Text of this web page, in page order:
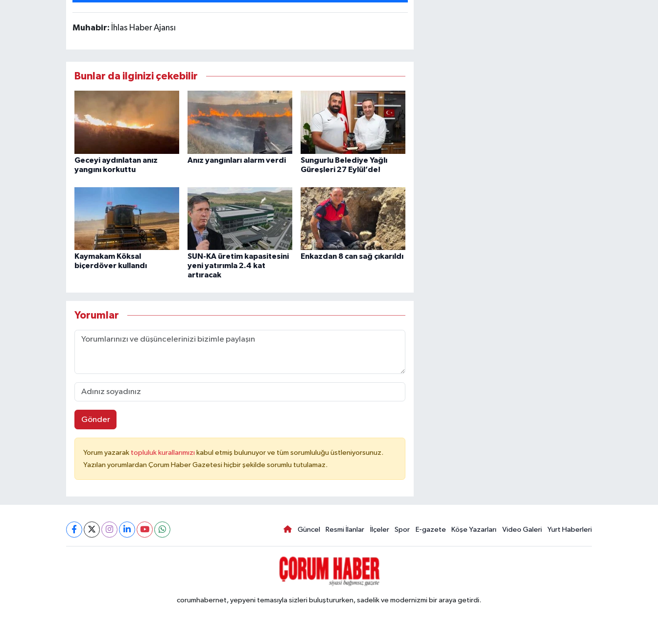
Muhabir: İhlas Haber Ajansı
Bunlar da ilginizi çekebilir
Geceyi aydınlatan anız
yangını korkuttu
Anız yangınları alarm verdi
Sungurlu Belediye Yağlı
Güreşleri 27 Eylül’de!
Kaymakam Köksal
biçerdöver kullandı
SUN-KA üretim kapasitesini
yeni yatırımla 2.4 kat
artıracak
Enkazdan 8 can sağ çıkarıldı
Yorumlar
Gönder
Yorum yazarak topluluk kurallarımızı kabul etmiş bulunuyor ve tüm sorumluluğu üstleniyorsunuz.
Yazılan yorumlardan Çorum Haber Gazetesi hiçbir şekilde sorumlu tutulamaz.
Güncel Resmi İlanlar İlçeler Spor E-gazete Köşe Yazarları Video Galeri Yurt Haberleri
corumhabernet, yepyeni temasıyla sizleri buluştururken, sadelik ve modernizmi bir araya getirdi.